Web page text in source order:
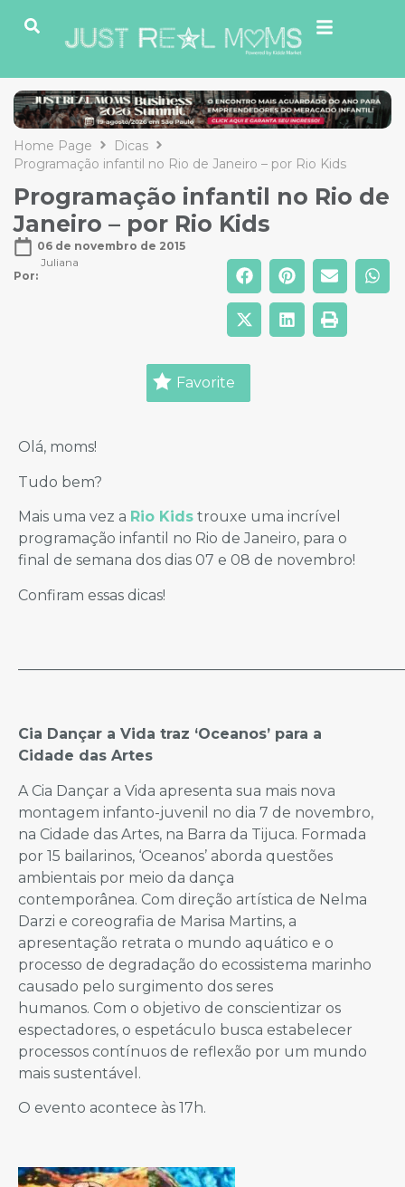
Home Page
Dicas
Programação infantil no Rio de Janeiro – por Rio Kids
Programação infantil no Rio de
Janeiro – por Rio Kids
06 de novembro de 2015
Por:
Juliana
Favorite
Olá, moms!
Tudo bem?
Mais uma vez a Rio Kids trouxe uma incrível
programação infantil no Rio de Janeiro, para o
final de semana dos dias 07 e 08 de novembro!
Confiram essas dicas!
Cia Dançar a Vida traz ‘Oceanos’ para a
Cidade das Artes
A Cia Dançar a Vida apresenta sua mais nova
montagem infanto-juvenil no dia 7 de novembro,
na Cidade das Artes, na Barra da Tijuca. Formada
por 15 bailarinos, ‘Oceanos’ aborda questões
ambientais por meio da dança
contemporânea. Com direção artística de Nelma
Darzi e coreografia de Marisa Martins, a
apresentação retrata o mundo aquático e o
processo de degradação do ecossistema marinho
causado pelo surgimento dos seres
humanos. Com o objetivo de conscientizar os
espectadores, o espetáculo busca estabelecer
processos contínuos de reflexão por um mundo
mais sustentável.
O evento acontece às 17h.